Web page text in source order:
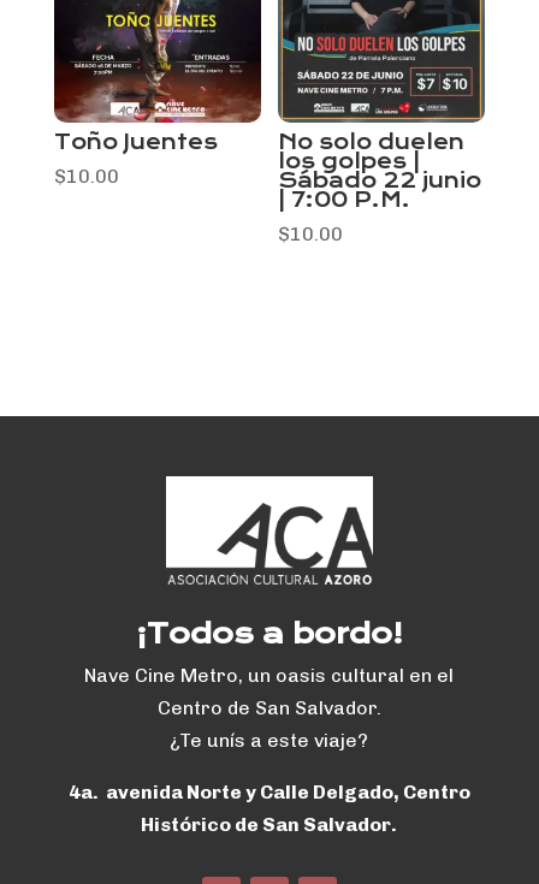
Toño Juentes
$10.00
No solo duelen
los golpes |
Sábado 22 junio
| 7:00 P.M.
$10.00
¡Todos a bordo!
Nave Cine Metro, un oasis cultural en el
Centro de San Salvador.
¿Te unís a este viaje?
4a. avenida Norte y Calle Delgado, Centro
Histórico de San Salvador.